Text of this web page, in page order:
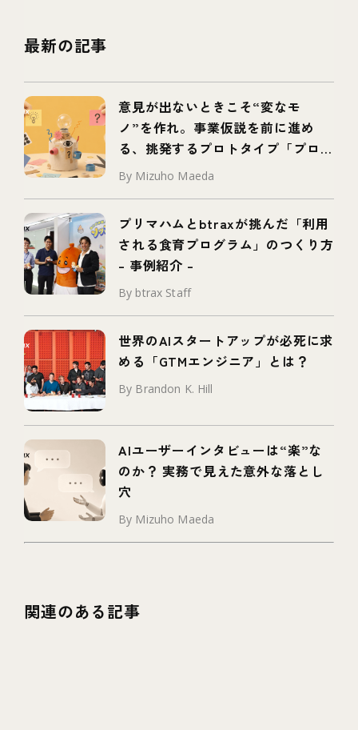
最新の記事
意見が出ないときこそ“変なモ
ノ”を作れ。事業仮説を前に進め
る、挑発するプロトタイプ「プロボ
タイプ」とは
By Mizuho Maeda
プリマハムとbtraxが挑んだ「利用
される食育プログラム」のつくり方
– 事例紹介 –
By btrax Staff
世界のAIスタートアップが必死に求
める「GTMエンジニア」とは？
By Brandon K. Hill
AIユーザーインタビューは“楽”な
のか？ 実務で見えた意外な落とし
穴
By Mizuho Maeda
関連のある記事